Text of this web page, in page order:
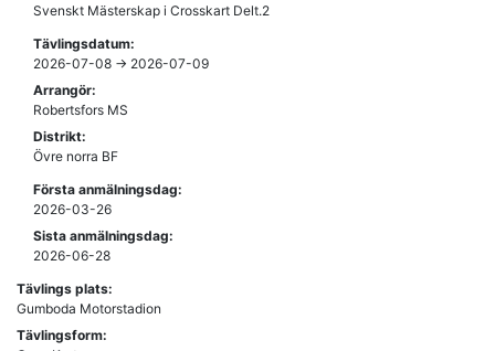
Svenskt Mästerskap i Crosskart Delt.2
Tävlingsdatum:
2026-07-08 -> 2026-07-09
Arrangör:
Robertsfors MS
Distrikt:
Övre norra BF
Första anmälningsdag:
2026-03-26
Sista anmälningsdag:
2026-06-28
Tävlings plats:
Gumboda Motorstadion
Tävlingsform: